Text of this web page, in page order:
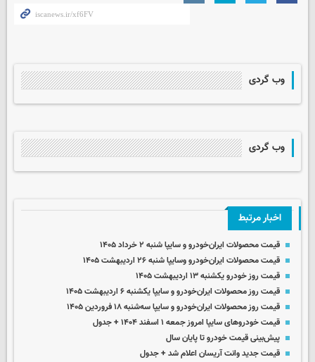
وب گردی
وب گردی
اخبار مرتبط
قیمت محصولات ایران‌خودرو و سایپا شنبه ۲ خرداد ۱۴۰۵
قیمت محصولات ایران‌خودرو وسایپا شنبه ۲۶ اردیبهشت ۱۴۰۵
قیمت روز خودرو یکشنبه ۱۳ اردیبهشت ۱۴۰۵
قیمت روز محصولات ایران‌خودرو و سایپا یکشنبه ۶ اردیبهشت ۱۴۰۵
قیمت روز محصولات ایران‌خودرو و سایپا سه‌شنبه ۱۸ فروردین ۱۴۰۵
قیمت خودروهای سایپا امروز جمعه ۱ اسفند ۱۴۰۴ + جدول
پیش‌بینی قیمت خودرو تا پایان سال
قیمت جدید وانت آریسان اعلام شد + جدول